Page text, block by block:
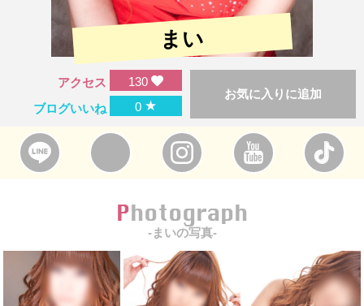
まい
アクセス
130
ブログいいね
0 ★
お気に入りに追加
Photograph
-まいの写真-